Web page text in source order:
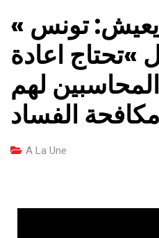
تونس »
اعادة
المحاسبين لهم
الفساد
A La Une